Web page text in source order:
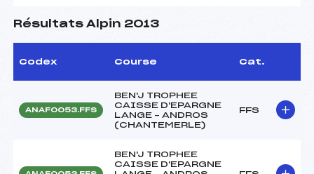
Résultats Alpin 2013
Codex Course Cat.
ANAF0053.FFS
BEN'J TROPHEE
CAISSE D'EPARGNE
LANGE – ANDROS
(CHANTEMERLE)
FFS
BEN'J TROPHEE
CAISSE D'EPARGNE